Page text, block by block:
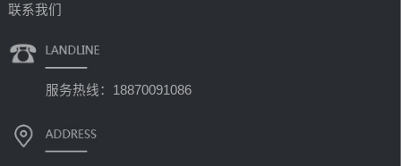
联系我们
服务热线：18870091086